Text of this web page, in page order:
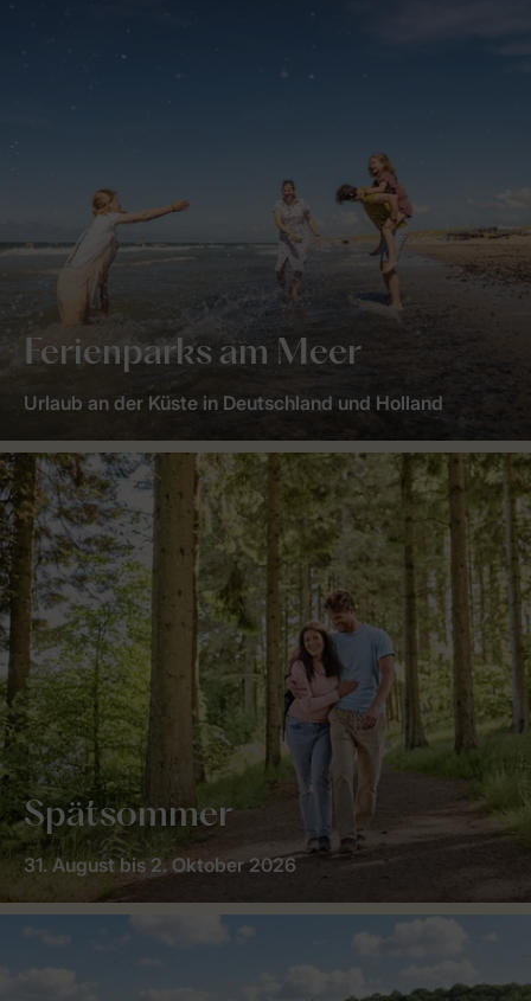
Ferienparks am Meer
Urlaub an der Küste in Deutschland und Holland
Spätsommer
31. August bis 2. Oktober 2026